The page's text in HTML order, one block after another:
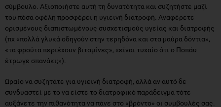
σύμβουλο. Αξιοποιήστε αυτή τη δυνατότητα και συζητήστε μαζί
του πόσα οφέλη προσφέρει η υγιεινή διατροφή. Αναφέρετε
ορισμένους διαπιστωμένους συσχετισμούς υγείας και διατροφής
(πχ «πολλά γλυκά οδηγούν στην τερηδόνα και στα μαύρα δόντια»,
«τα φρούτα περιέχουν βιταμίνες», «είναι τυχαίο ότι ο Ποπάυ
έτρωγε σπανάκι;»).
Ωραίο να συζητάτε για υγιεινή διατροφή, αλλά αν αυτό δε
συνδυαστεί με το να είστε το διατροφικό παράδειγμα τότε
αυξάνετε την πιθανότητα να πάνε στο «βρόντο» οι συμβουλές σας.